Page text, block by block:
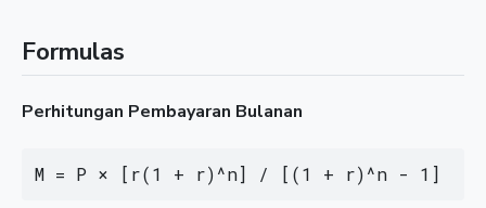
Formulas
Perhitungan Pembayaran Bulanan
M = P × [r(1 + r)^n] / [(1 + r)^n - 1]